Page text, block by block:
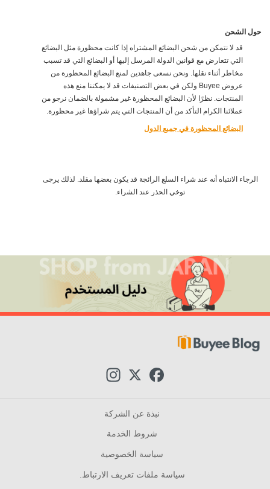
حول الشحن
قد لا نتمكن من شحن البضائع المشتراه إذا كانت محظورة مثل البضائع
التي تتعارض مع قوانين الدولة المرسل إليها أو البضائع التي قد تسبب
مخاطر أثناء نقلها. ونحن نسعى جاهدين لمنع البضائع المحظورة من
عروض Buyee ولكن في بعض التصنيفات قد لا يمكننا منع هذه
المنتجات. نظرًا لأن البضائع المحظورة غير مشمولة بالضمان نرجو من
عملائنا الكرام التأكد من أن المنتجات التي يتم شراؤها غير محظورة.
البضائع المحظورة في جميع الدول
الرجاء الانتباه أنه عند شراء السلع الرائجة قد يكون بعضها مقلد. لذلك يرجى
توخي الحذر عند الشراء.
F
a
e
X
n
t
g
a
نبذة عن الشركة
شروط الخدمة
سياسة الخصوصية
سياسة ملفات تعريف الارتباط.